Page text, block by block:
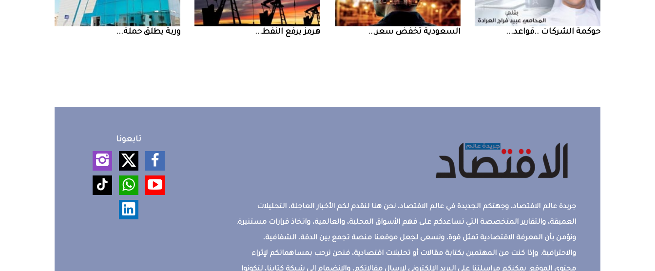
حوكمة‭ ‬الشركات‭.. ‬قواعد‭ ... السعودية‭ ‬تخفض‭ ‬سعر‭ ... ‮‬هرمز‮‬‭ ‬يرفع‭ ‬النفط‭ ... ‮‬وربة‮‬‭ ‬يطلق‭ ‬حملة‭ ...
جريدة عالم الاقتصاد، وجهتكم الجديدة في عالم الاقتصاد، نحن هنا لنقدم لكم الأخبار العاجلة، التحليلات
العميقة، والتقارير المتخصصة التي تساعدكم على فهم الأسواق المحلية، والعالمية، واتخاذ قرارات مستنيرة.
ونؤمن بأن المعرفة الاقتصادية تمثل قوة، ونسعى لجعل موقعنا منصة تجمع بين الدقة، الشفافية،
والاحترافية. وإذا كنت من المهتمين بكتابة مقالات أو تحليلات اقتصادية، فنحن نرحب بمساهماتكم لإثراء
تابعونا